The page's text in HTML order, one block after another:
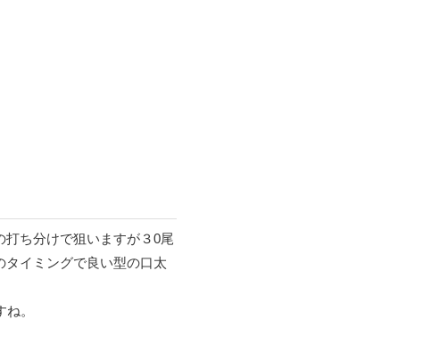
ち分けで狙いますが３0尾
イミングで良い型の口太
。